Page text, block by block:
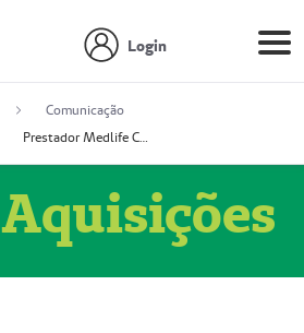
Login
Comunicação
Prestador Medlife Consultas e Diagnósticos (51004334-2)